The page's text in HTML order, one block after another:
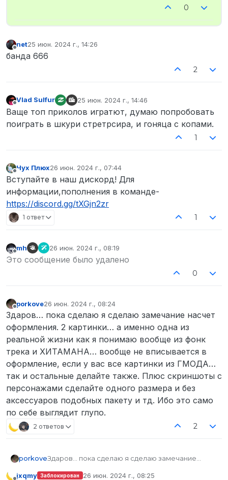
0
Не в сети
net25 июн. 2024 г., 14:26
отредактировано
банда 666
2
Vlad Sulfur 25 июн. 2024 г., 14:46
отредактировано
Ваще топ приколов игратют, думаю попробовать
поиграть в шкури стретрсира, и гоняца с копами.
1
Не в сети
Чух Плюх26 июн. 2024 г., 07:44
отредактировано
Вступайте в наш дискорд! Для
информации,пополнения в команде-
https://discord.gg/tXGjn2zr
1 ответ 1
Не в сети
mh 26 июн. 2024 г., 08:19
отредактировано
Это сообщение было удалено
0
porkove26 июн. 2024 г., 08:24
отредактировано
Здаров… пока сделаю я сделаю замечание насчет
оформления. 2 картинки… а именно одна из
реальной жизни как я понимаю вообще из фонк
трека и ХИТАМАНА… вообще не вписывается в
оформление, если у вас все картинки из ГМОДА…
так и остальные делайте также. Плюс скриншоты с
персонажами сделайте одного размера и без
аксессуаров подобных пакету и тд. Ибо это само
по себе выглядит глупо.
2 ответов 2
porkoveЗдаров… пока сделаю я сделаю замечание
из реальной жизни как я понимаю вообще из
jxqmy Заблокирован 26 июн. 2024 г., 08:25